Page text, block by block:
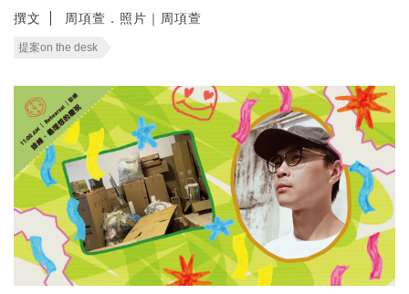
撰文 周項萱．照片｜周項萱
提案on the desk